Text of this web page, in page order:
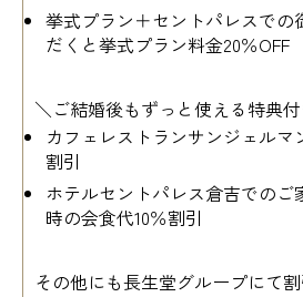
挙式プラン＋セントパレスでの
だくと挙式プラン料金20％OFF
＼ご結婚後もずっと使える特典
カフェレストランサンジェルマ
割引
ホテルセントパレス倉吉での
時の会食代10％割引
その他にも長生堂グループにて